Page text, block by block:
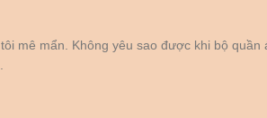
mê mẩn. Không yêu sao được khi bộ quần